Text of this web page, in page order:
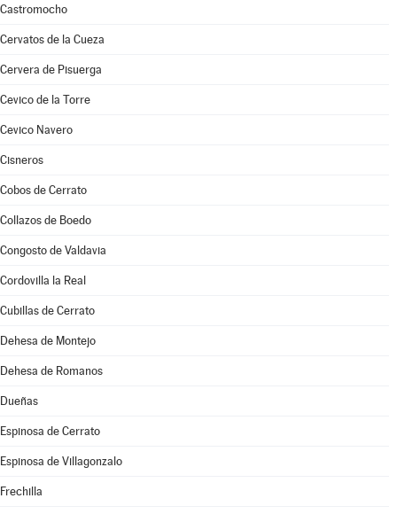
Castromocho
Cervatos de la Cueza
Cervera de Pisuerga
Cevico de la Torre
Cevico Navero
Cisneros
Cobos de Cerrato
Collazos de Boedo
Congosto de Valdavia
Cordovilla la Real
Cubillas de Cerrato
Dehesa de Montejo
Dehesa de Romanos
Dueñas
Espinosa de Cerrato
Espinosa de Villagonzalo
Frechilla